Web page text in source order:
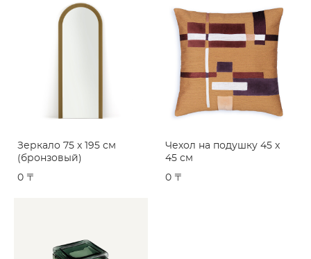
Зеркало 75 x 195 см
(бронзовый)
0 〒
Чехол на подушку 45 x
45 см
0 〒